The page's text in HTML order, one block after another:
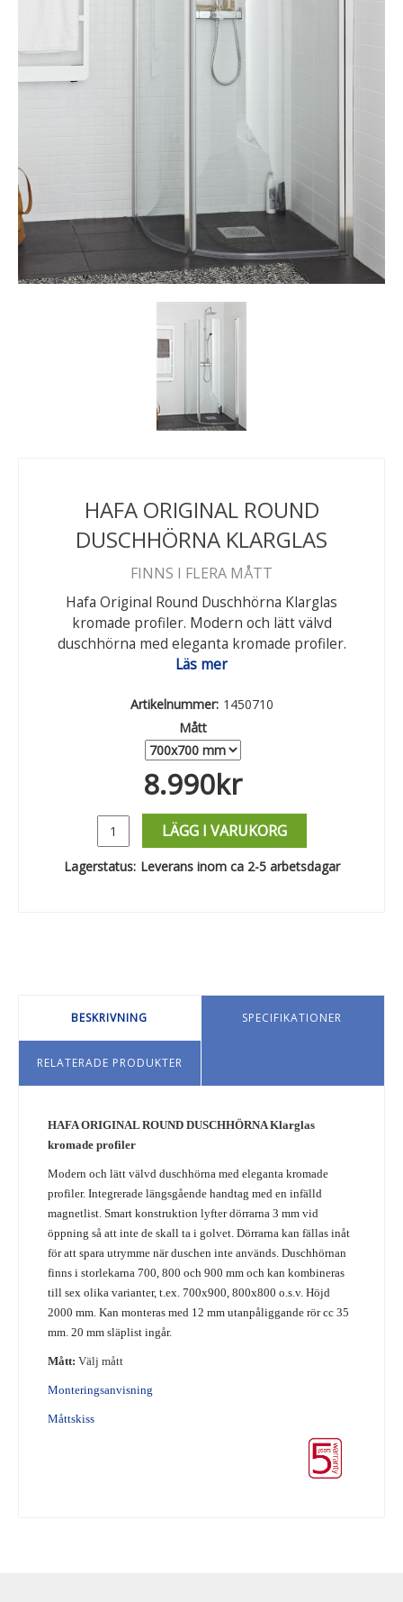
HAFA ORIGINAL ROUND
DUSCHHÖRNA KLARGLAS
FINNS I FLERA MÅTT
Hafa Original Round Duschhörna Klarglas
kromade profiler. Modern och lätt välvd
duschhörna med eleganta kromade profiler.
Läs mer
Artikelnummer: 1450710
Mått
8.990kr
LÄGG I VARUKORG
Lagerstatus: Leverans inom ca 2-5 arbetsdagar
BESKRIVNING SPECIFIKATIONER
RELATERADE PRODUKTER
HAFA ORIGINAL ROUND DUSCHHÖRNA Klarglas
kromade profiler
Modern och lätt välvd duschhörna med eleganta kromade
profiler. Integrerade längsgående handtag med en infälld
magnetlist. Smart konstruktion lyfter dörrarna 3 mm vid
öppning så att inte de skall ta i golvet. Dörrarna kan fällas inåt
för att spara utrymme när duschen inte används. Duschhörnan
finns i storlekarna 700, 800 och 900 mm och kan kombineras
till sex olika varianter, t.ex. 700x900, 800x800 o.s.v. Höjd
2000 mm. Kan monteras med 12 mm utanpåliggande rör cc 35
mm. 20 mm släplist ingår.
Mått: Välj mått
Monteringsanvisning
Måttskiss